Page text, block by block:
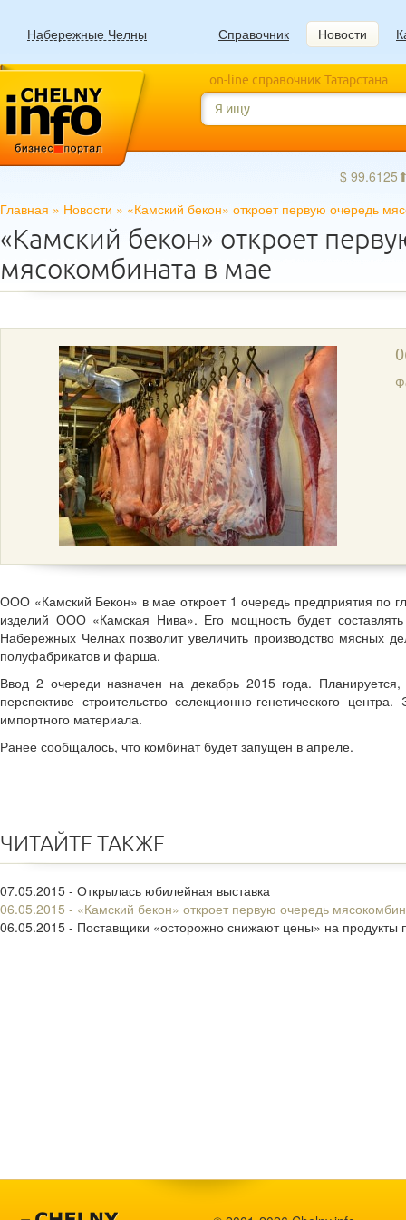
Набережные Челны Справочник Новости
on-line справочник Татарстана
$
Главная » Новости » «Камский бекон» откроет первую очередь
«Камский бекон» откроет
мясокомбината в мае
ООО «Камский Бекон» в мае откроет 1 очередь предприятия по
изделий ООО «Камская Нива». Его мощность будет
Набережных Челнах позволит увеличить производство мясных
полуфабрикатов и фарша.
Ввод 2 очереди назначен на декабрь 2015 года.
перспективе строительство селекционно-генетического
импортного материала.
Ранее сообщалось, что комбинат будет запущен в апреле.
ЧИТАЙТЕ ТАКЖЕ
07.05.2015 - Открылась юбилейная выставка
06.05.2015 - «Камский бекон» откроет первую очередь
06.05.2015 - Поставщики «осторожно снижают цены» на продукты